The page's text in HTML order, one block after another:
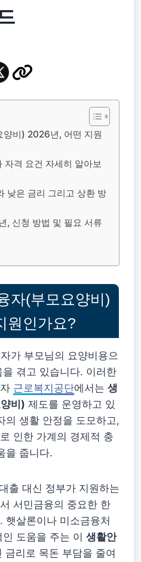
양비) 2026년, 어떤 지원
자격 요건 자세히 알아보
낮은 금리 그리고 상환 방
, 신청 방법 및 필요 서류
자(부모요양비)
원인가요?
가 부모님의 요양비용으
겪고 있습니다. 이러한
근로복지공단에서는 생
비) 제도를 운영하고 있
의 생활 안정을 도모하고,
인한 가계의 경제적 충
을 줍니다.
출 대신 정부가 지원하는
서민금융의 중요한 한
햇살론이나 미소금융처
도움을 주는 이 생활안
금리로 목돈 부담을 줄여